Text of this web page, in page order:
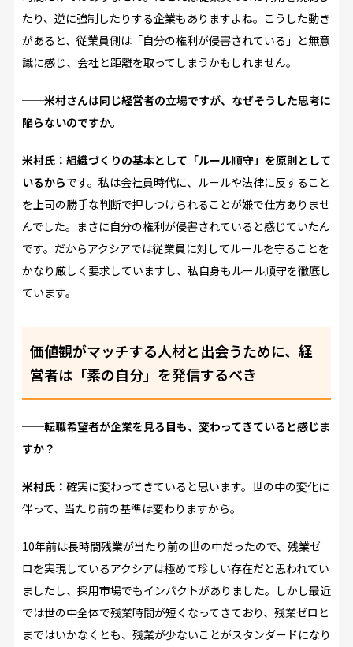
たり、逆に強制したりする企業もありますよね。こうした動き
があると、従業員側は「自分の権利が侵害されている」と無意
識に感じ、会社と距離を取ってしまうかもしれません。
──米村さんは同じ経営者の立場ですが、なぜそうした思考に
陥らないのですか。
米村氏：組織づくりの基本として「ルール順守」を原則として
いるからです。私は会社員時代に、ルールや法律に反すること
を上司の勝手な判断で押しつけられることが嫌で仕方ありませ
んでした。まさに自分の権利が侵害されていると感じていたん
です。だからアクシアでは従業員に対してルールを守ることを
かなり厳しく要求していますし、私自身もルール順守を徹底し
ています。
価値観がマッチする人材と出会うために、経
営者は「素の自分」を発信するべき
──転職希望者が企業を見る目も、変わってきていると感じま
すか？
米村氏： 確実に変わってきていると思います。世の中の変化に
伴って、当たり前の基準は変わりますから。
10年前は長時間残業が当たり前の世の中だったので、残業ゼ
ロを実現しているアクシアは極めて珍しい存在だと思われてい
ましたし、採用市場でもインパクトがありました。しかし最近
では世の中全体で残業時間が短くなってきており、残業ゼロと
まではいかなくとも、残業が少ないことがスタンダードになり